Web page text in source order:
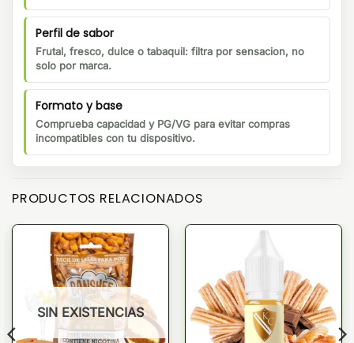
Perfil de sabor
Frutal, fresco, dulce o tabaquil: filtra por sensacion, no
solo por marca.
Formato y base
Comprueba capacidad y PG/VG para evitar compras
incompatibles con tu dispositivo.
PRODUCTOS RELACIONADOS
SIN EXISTENCIAS